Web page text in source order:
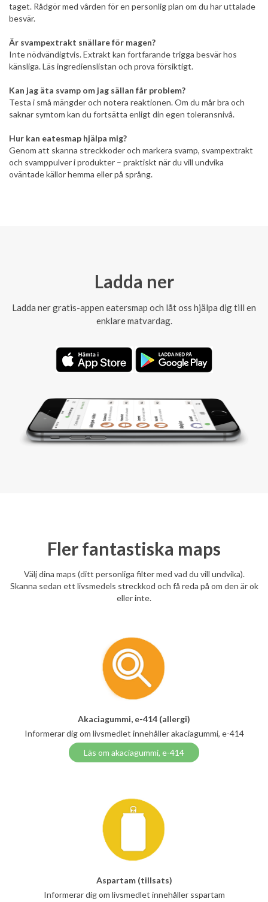
taget. Rådgör med vården för en personlig plan om du har uttalade
besvär.
Är svampextrakt snällare för magen?
Inte nödvändigtvis. Extrakt kan fortfarande trigga besvär hos
känsliga. Läs ingredienslistan och prova försiktigt.
Kan jag äta svamp om jag sällan får problem?
Testa i små mängder och notera reaktionen. Om du mår bra och
saknar symtom kan du fortsätta enligt din egen toleransnivå.
Hur kan eatesmap hjälpa mig?
Genom att skanna streckkoder och markera svamp, svampextrakt
och svamppulver i produkter – praktiskt när du vill undvika
oväntade källor hemma eller på språng.
Ladda ner
Ladda ner gratis-appen eatersmap och låt oss hjälpa dig till en
enklare matvardag.
Fler fantastiska maps
Välj dina maps (ditt personliga filter med vad du vill undvika).
Skanna sedan ett livsmedels streckkod och få reda på om den är ok
eller inte.
Akaciagummi, e-414 (allergi)
Informerar dig om livsmedlet innehåller akaciagummi, e-414
Läs om akaciagummi, e-414
Aspartam (tillsats)
Informerar dig om livsmedlet innehåller sspartam